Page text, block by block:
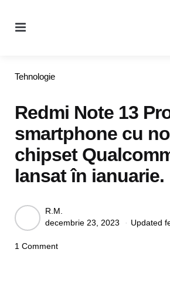
Categories
Tehnologie
Redmi Note 13
smartphone cu
chipset
lansat în ianuarie.
Posted
by
R.M.
decembrie 23, 2023
Updated
1 Comment